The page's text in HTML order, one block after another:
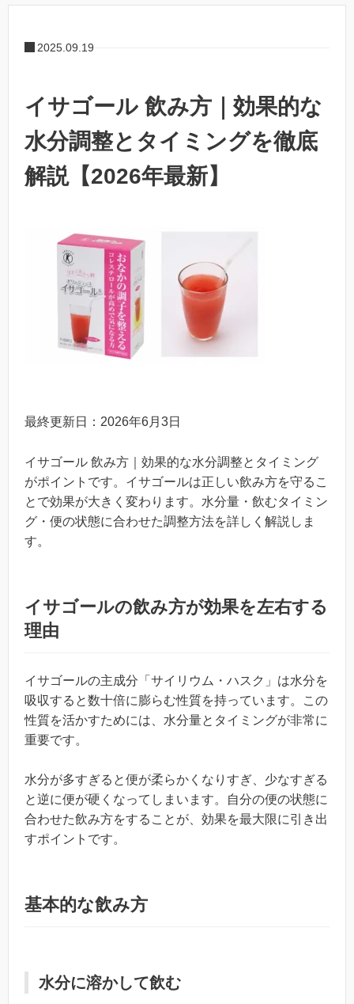
2025.09.19
イサゴール 飲み方｜効果的な
水分調整とタイミングを徹底
解説【2026年最新】
最終更新日：2026年6月3日
イサゴール 飲み方｜効果的な水分調整とタイミング
がポイントです。イサゴールは正しい飲み方を守るこ
とで効果が大きく変わります。水分量・飲むタイミン
グ・便の状態に合わせた調整方法を詳しく解説しま
す。
イサゴールの飲み方が効果を左右する
理由
イサゴールの主成分「サイリウム・ハスク」は水分を
吸収すると数十倍に膨らむ性質を持っています。この
性質を活かすためには、水分量とタイミングが非常に
重要です。
水分が多すぎると便が柔らかくなりすぎ、少なすぎる
と逆に便が硬くなってしまいます。自分の便の状態に
合わせた飲み方をすることが、効果を最大限に引き出
すポイントです。
基本的な飲み方
水分に溶かして飲む